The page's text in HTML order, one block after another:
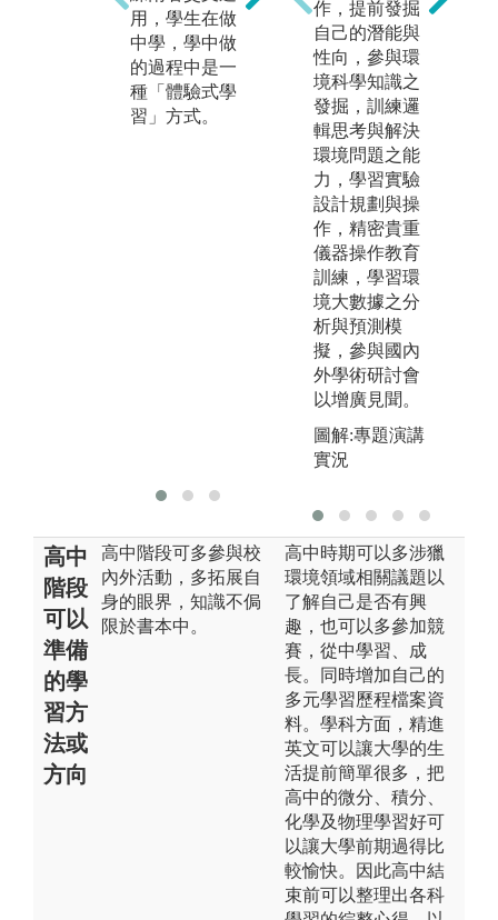
用，學生在做
中學，學中做
的過程中是一
種「體驗式學
習」方式。
補短互補組
合」或「相處
得來能共事」
組成一個3－4
人具有執行能
力的團隊，這
是一種「合作
式學習」方
式。
作，提前發掘
自己的潛能與
性向，參與環
境科學知識之
發掘，訓練邏
輯思考與解決
環境問題之能
力，學習實驗
設計規劃與操
作，精密貴重
儀器操作教育
訓練，學習環
境大數據之分
析與預測模
擬，參與國內
外學術研討會
以增廣見聞。
圖解:專題演講
實況
高中
階段
可以
準備
的學
習方
法或
方向
高中階段可多參與校
內外活動，多拓展自
身的眼界，知識不侷
限於書本中。
高中時期可以多涉獵
環境領域相關議題以
了解自己是否有興
趣，也可以多參加競
賽，從中學習、成
長。同時增加自己的
多元學習歷程檔案資
料。學科方面，精進
英文可以讓大學的生
活提前簡單很多，把
高中的微分、積分、
化學及物理學習好可
以讓大學前期過得比
較愉快。因此高中結
束前可以整理出各科